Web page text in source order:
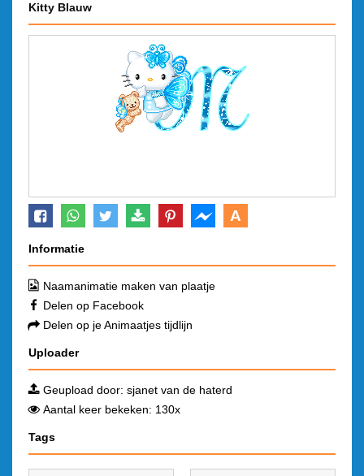
Kitty Blauw
A
Informatie
Naamanimatie maken van plaatje
Delen op Facebook
Delen op je Animaatjes tijdlijn
Uploader
Geupload door: sjanet van de haterd
Aantal keer bekeken: 130x
Tags